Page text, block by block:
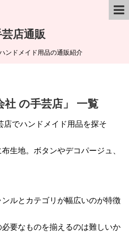
店通販
ンドメイド用品の通販紹介
社 の手芸店」 一覧
店でハンドメイド用品を探そ
生地。ボタンやデコパージュ、
ルとカテゴリが幅広いのが特徴
要なものを揃えるのは難しいか